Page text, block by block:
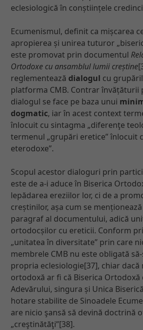
eclesiologică în conștiințele
Ecumenismul, definit ca mișcarea
apropierea și unirea tuturor
este promovat prin documentul
Ortodoxe cu ansamblul lumii creștine
reglementează dialogul cu
platforma CMB. Contrar învățăturii
dialogul se face pe baza unui
dogmatic, iar în acest context
înlocuit cu sintagma „diferenţe
termenul „grupări eretice” înlocuit
eterodoxe”.
Scopul acestor dialoguri prin
este de a-i aduce în Biserica
lepădarea ereziilor lor, ci de a
creștinilor, așa cum se
paragraf al documentului, adică
ortodocșilor cu ereticii. Conform
„unitatea în diversitate” prin care
membrele CMB nu este obligată
propria eclesiologie[37], chiar
ortodoxă ar fi că Biserica
Adevărului, singura și Unica
hotare stabilite de Sinoadele
are nicio şansă să devină doctrină
„creştinătăţi”[38].